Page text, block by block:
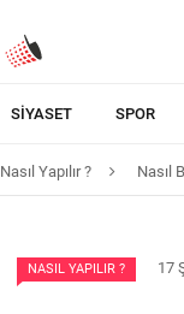
SIYASET SPOR
Nasıl Yapılır ? Nasıl
NASIL YAPILIR ? 17